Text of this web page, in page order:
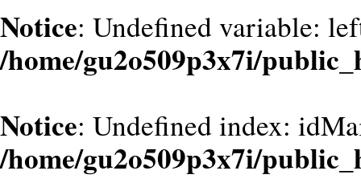
Notice: Undefined variable:
/home/gu2o509p3x7i/
Notice: Undefined index:
/home/gu2o509p3x7i/